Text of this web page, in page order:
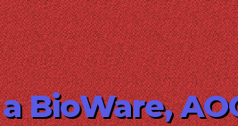
BioWare,